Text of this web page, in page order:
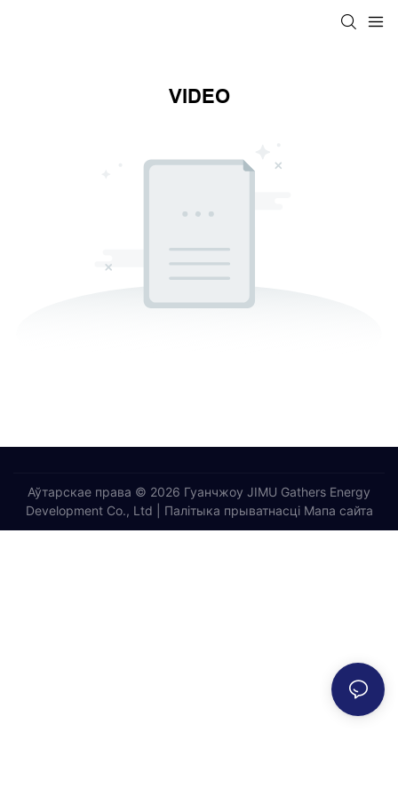
VIDEO
Аўтарскае права © 2026 Гуанчжоу JIMU Gathers Energy
Development Co., Ltd |
Палітыка прыватнасціМапа сайта